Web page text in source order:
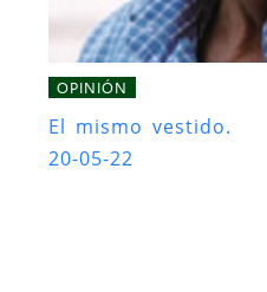
OPINIÓN
El mismo vestido.
20-05-22